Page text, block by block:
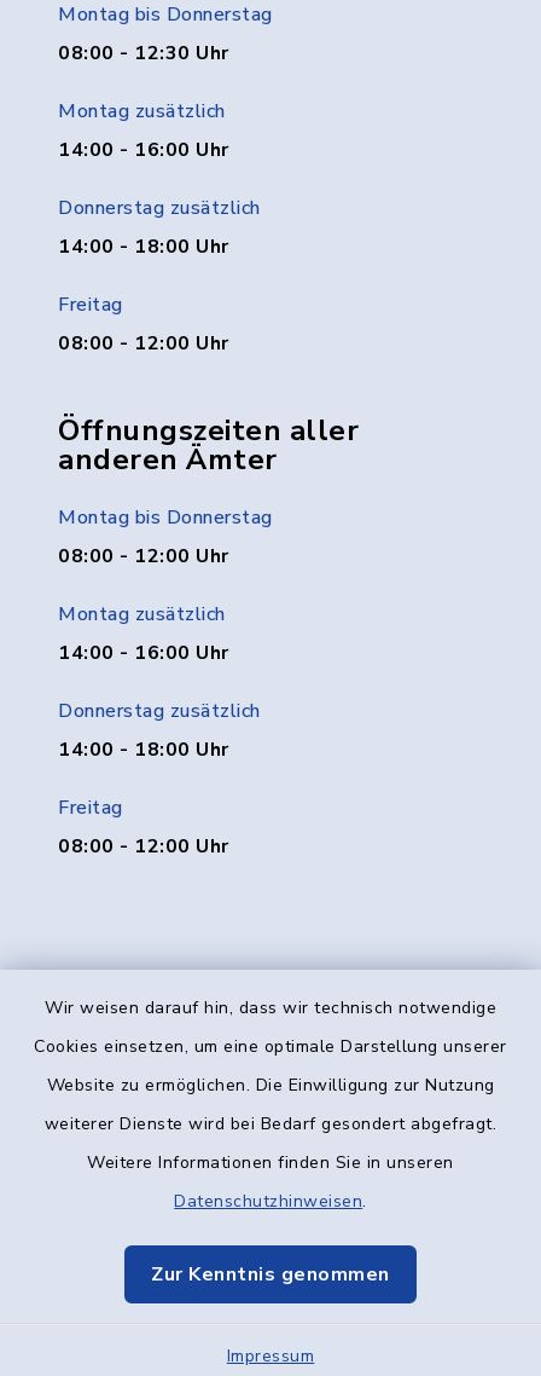
Wir weisen darauf hin, dass wir technisch notwendige
Cookies einsetzen, um eine optimale Darstellung unserer
Website zu ermöglichen. Die Einwilligung zur Nutzung
weiterer Dienste wird bei Bedarf gesondert abgefragt.
Weitere Informationen finden Sie in unseren
Datenschutzhinweisen.
Zur Kenntnis genommen
Impressum
Montag bis Donnerstag
08:00 - 12:30 Uhr
Montag zusätzlich
14:00 - 16:00 Uhr
Donnerstag zusätzlich
14:00 - 18:00 Uhr
Freitag
08:00 - 12:00 Uhr
Öffnungszeiten aller
anderen Ämter
Montag bis Donnerstag
08:00 - 12:00 Uhr
Montag zusätzlich
14:00 - 16:00 Uhr
Donnerstag zusätzlich
14:00 - 18:00 Uhr
Freitag
08:00 - 12:00 Uhr
Kontakt
Datenschutz
Elektronische Kommunikation
Sitemap